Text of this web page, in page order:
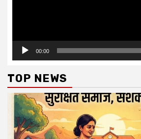
00:00
TOP NEWS